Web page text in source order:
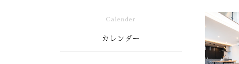
Calender
カレンダー